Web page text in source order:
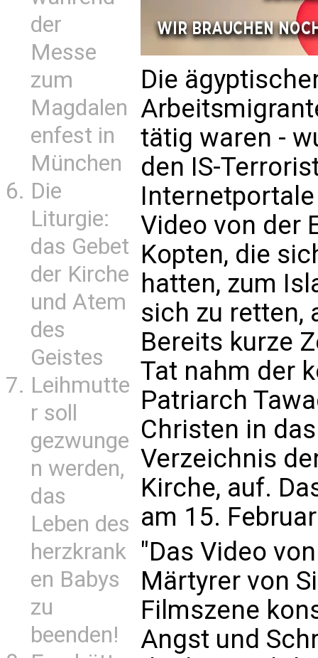
der
Messe
zum
Magdalen
enfest in
München
Die
Liturgie:
das Gebet
der Kirche
und Atem
des
Geistes
Leihmutte
r soll
gezwunge
n werden,
das
Leben des
herzkrank
en Babys
zu
beenden!
Die
tätig waren -
den IS-
Video von der
Kopten, die
hatten, zum
sich zu retten,
Bereits kurze
Tat nahm der
Patriarch
Christen in
Verzeichnis
Kirche, auf.
am 15.
"Das Video
Märtyrer von
Filmszene
Angst und